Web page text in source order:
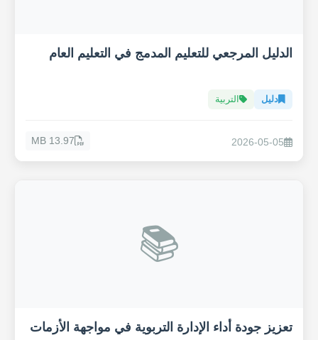
الدليل المرجعي للتعليم المدمج في التعليم العام
دليل التربية
2026-05-05
13.97 MB
📚
تعزيز جودة أداء الإدارة التربوية في مواجهة الأزمات